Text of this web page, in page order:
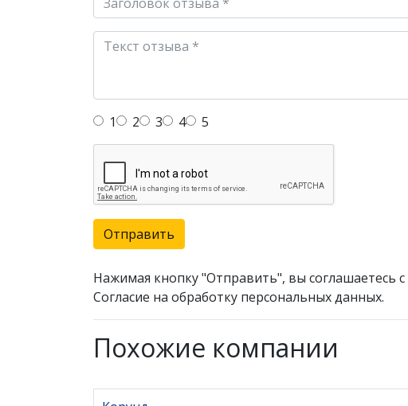
1 2 3 4 5
Отправить
Нажимая кнопку "Отправить", вы соглашаетесь с
Согласие на обработку персональных данных.
Похожие компании